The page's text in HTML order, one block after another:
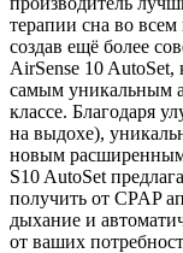
терапии сна во
создав ещё более
AirSense 10
самым уникальным
классе. Благодаря
на выдохе),
новым
S10 AutoSet
получить от CPAP
дыхание и
от ваших